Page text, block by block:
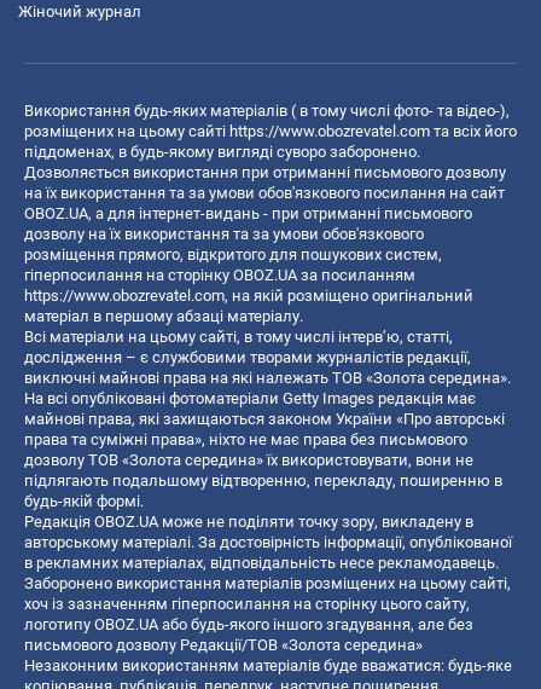
Жіночий журнал
Використання будь-яких матеріалів ( в тому числі фото- та відео-),
розміщених на цьому сайті https://www.obozrevatel.com та всіх його
піддоменах, в будь-якому вигляді суворо заборонено.
Дозволяється використання при отриманні письмового дозволу
на їх використання та за умови обов'язкового посилання на сайт
OBOZ.UA, а для інтернет-видань - при отриманні письмового
дозволу на їх використання та за умови обов'язкового
розміщення прямого, відкритого для пошукових систем,
гіперпосилання на сторінку OBOZ.UA за посиланням
https://www.obozrevatel.com, на якій розміщено оригінальний
матеріал в першому абзаці матеріалу.
Всі матеріали на цьому сайті, в тому числі інтерв’ю, статті,
дослідження – є службовими творами журналістів редакції,
виключні майнові права на які належать ТОВ «Золота середина».
На всі опубліковані фотоматеріали Getty Images редакція має
майнові права, які захищаються законом України «Про авторські
права та суміжні права», ніхто не має права без письмового
дозволу ТОВ «Золота середина» їх використовувати, вони не
підлягають подальшому відтворенню, перекладу, поширенню в
будь-якій формі.
Редакція OBOZ.UA може не поділяти точку зору, викладену в
авторському матеріалі. За достовірність інформації, опублікованої
в рекламних матеріалах, відповідальність несе рекламодавець.
Заборонено використання матеріалів розміщених на цьому сайті,
хоч із зазначенням гіперпосилання на сторінку цього сайту,
логотипу OBOZ.UA або будь-якого іншого згадування, але без
письмового дозволу Редакції/ТОВ «Золота середина»
Незаконним використанням матеріалів буде вважатися: будь-яке